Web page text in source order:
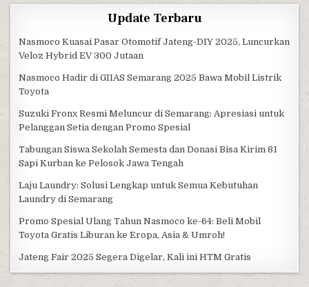
Update Terbaru
Nasmoco Kuasai Pasar Otomotif Jateng-DIY 2025, Luncurkan
Veloz Hybrid EV 300 Jutaan
Nasmoco Hadir di GIIAS Semarang 2025 Bawa Mobil Listrik
Toyota
Suzuki Fronx Resmi Meluncur di Semarang: Apresiasi untuk
Pelanggan Setia dengan Promo Spesial
Tabungan Siswa Sekolah Semesta dan Donasi Bisa Kirim 81
Sapi Kurban ke Pelosok Jawa Tengah
Laju Laundry: Solusi Lengkap untuk Semua Kebutuhan
Laundry di Semarang
Promo Spesial Ulang Tahun Nasmoco ke-64: Beli Mobil
Toyota Gratis Liburan ke Eropa, Asia & Umroh!
Jateng Fair 2025 Segera Digelar, Kali ini HTM Gratis